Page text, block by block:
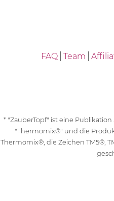
FAQ Team
* "ZauberTopf" ist eine
"Thermomix®" und die
Thermomix®, die Zeichen TM5®,